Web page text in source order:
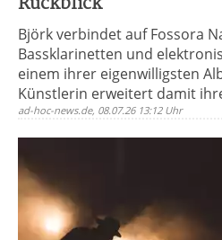
Björk verbindet auf Fossora
Bassklarinetten und
einem ihrer eigenwilligsten
Künstlerin erweitert damit
ad-hoc-news.de, 08.07.26 13:12 Uhr